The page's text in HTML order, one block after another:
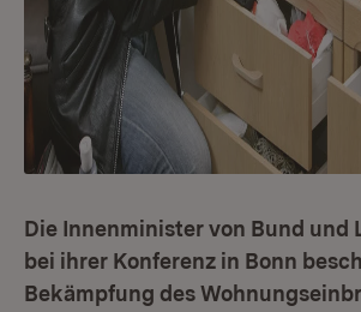
Die Innenminister von Bund und
bei ihrer Konferenz in Bonn
Bekämpfung des